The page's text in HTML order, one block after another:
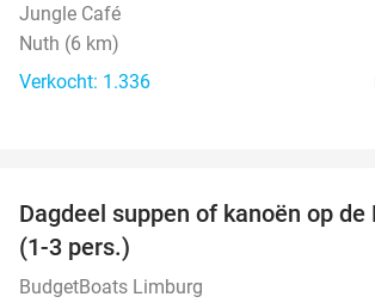
Jungle Café
Nuth (6 km)
Verkocht: 1.336
Dagdeel suppen of kanoën op
(1-3 pers.)
BudgetBoats Limburg